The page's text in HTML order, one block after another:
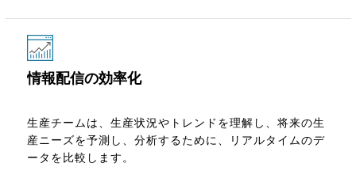
情報配信の効率化
生産チームは、生産状況やトレンドを理解し、将来の生
産ニーズを予測し、分析するために、リアルタイムのデ
ータを比較します。